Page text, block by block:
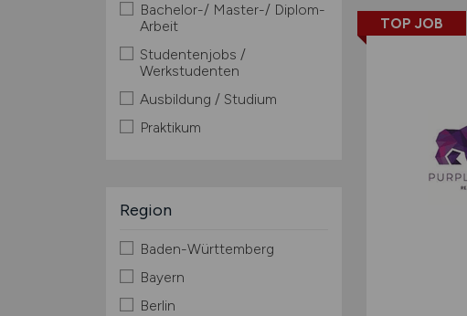
Bachelor-/ Master-/ Diplom-
Arbeit
Studentenjobs /
Werkstudenten
Ausbildung / Studium
Praktikum
Region
Baden-Württemberg
Bayern
Berlin
TOP JOB